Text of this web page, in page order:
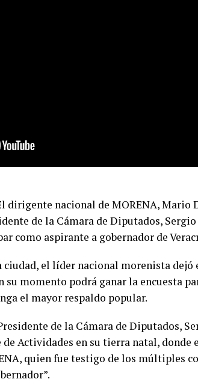
dirigente nacional de MORENA, Mario
de la Cámara de Diputados,
como aspirante a gobernador de
ciudad, el líder nacional morenista
su momento podrá ganar la encuesta
el mayor respaldo popular.
de la Cámara de Diputados,
Actividades en su tierra natal, donde
quien fue testigo de los múltiples